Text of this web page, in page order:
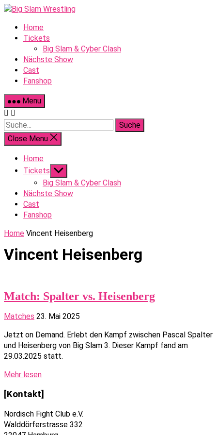
Skip
contentHome
Tickets
Big Slam & Cyber Clash
Nächste Show
Cast
Fanshop
Menu
Suche
Close Menu
Home
Tickets Show
sub
menu
Big Slam & Cyber Clash
Nächste Show
Cast
Fanshop
Home Vincent Heisenberg
Vincent Heisenberg
Match: Spalter vs. Heisenberg
Matches 23. Mai 2025
Jetzt on Demand. Erlebt den Kampf zwischen Pascal Spalter
und Heisenberg von Big Slam 3. Dieser Kampf fand am
29.03.2025 statt.
Mehr lesen
[Kontakt]
Nordisch Fight Club e.V.
Walddörferstrasse 332